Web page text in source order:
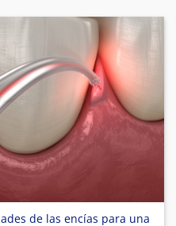
de las encías para una